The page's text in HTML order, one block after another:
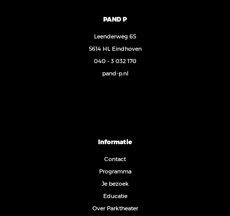
PAND P
Leenderweg 65
5614 HL Eindhoven
040 - 3 032 170
pand-p.nl
Informatie
Contact
Programma
Je bezoek
Educatie
Over Parktheater